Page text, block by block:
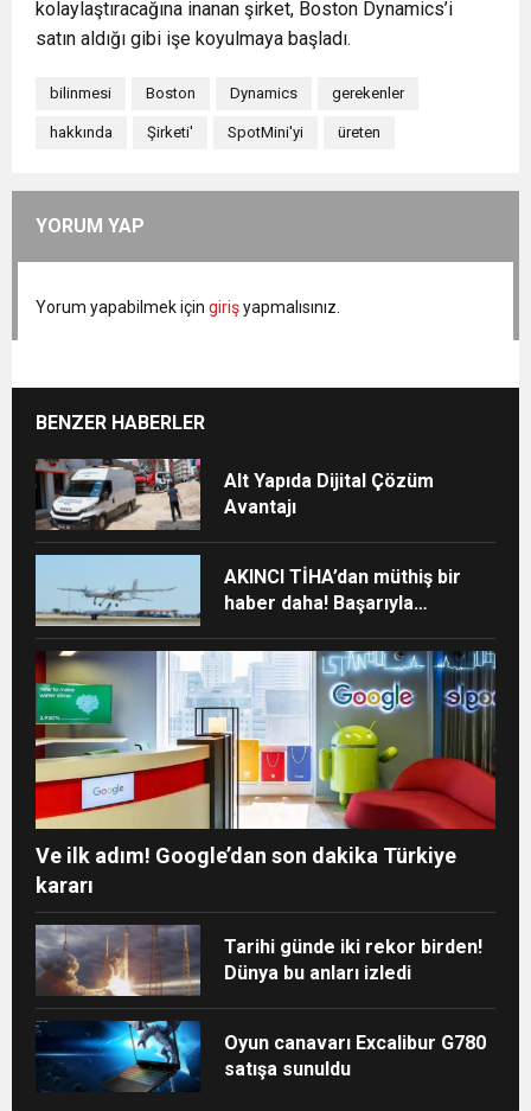
kolaylaştıracağına inanan şirket, Boston Dynamics’i
satın aldığı gibi işe koyulmaya başladı.
bilinmesi Boston Dynamics gerekenler
hakkında Şirketi' SpotMini'yi üreten
YORUM YAP
Yorum yapabilmek için girişyapmalısınız.
BENZER HABERLER
Alt Yapıda Dijital Çözüm
Avantajı
AKINCI TİHA’dan müthiş bir
haber daha! Başarıyla
Ve ilk adım! Google’dan son dakika Türkiye
kararı
Tarihi günde iki rekor birden!
Dünya bu anları izledi
Oyun canavarı Excalibur G780
satışa sunuldu